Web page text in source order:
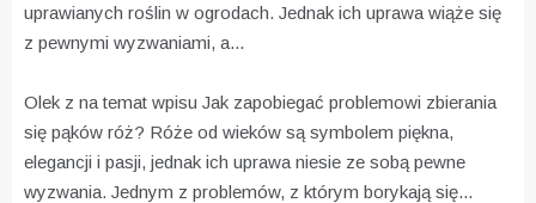
uprawianych roślin w ogrodach. Jednak ich uprawa wiąże się
z pewnymi wyzwaniami, a...
Olek z na temat wpisu Jak zapobiegać problemowi zbierania
się pąków róż? Róże od wieków są symbolem piękna,
elegancji i pasji, jednak ich uprawa niesie ze sobą pewne
wyzwania. Jednym z problemów, z którym borykają się...